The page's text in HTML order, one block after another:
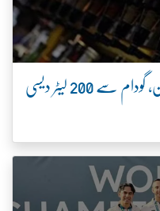
منشیات فروشوں کیخلاف کریک ڈاؤن، گودام سے 200 لیٹر دیسی